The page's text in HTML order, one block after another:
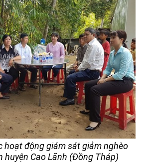
hoạt động giám sát giảm nghèo
huyện Cao Lãnh (Đồng Tháp)